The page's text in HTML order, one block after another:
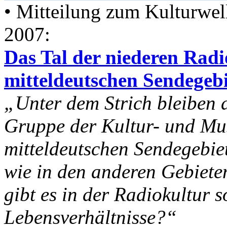
• Mitteilung zum
2007:
Das Tal der niederen
mitteldeutschen
„Unter dem Strich bleiben
Gruppe der Kultur- und
mitteldeutschen
wie in den anderen
gibt es in der Radiokultur
Lebensverhältnisse?“